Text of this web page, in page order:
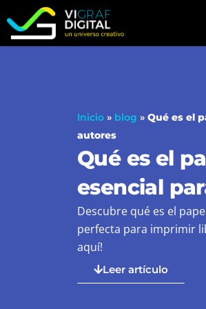
al
contenido
Inicio » blog » Qué es el
autores
Qué es el
esencial
Descubre qué es el
perfecta para imprimir
aquí!
Leer artículo